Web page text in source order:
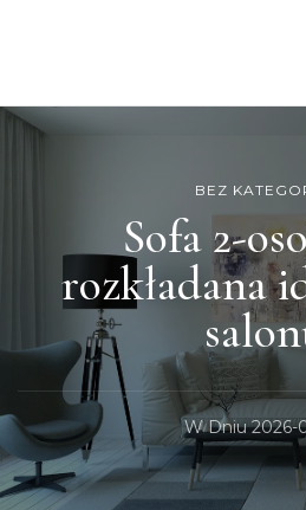
BEZ
Sofa 2-
rozkładana
W Dniu2026-